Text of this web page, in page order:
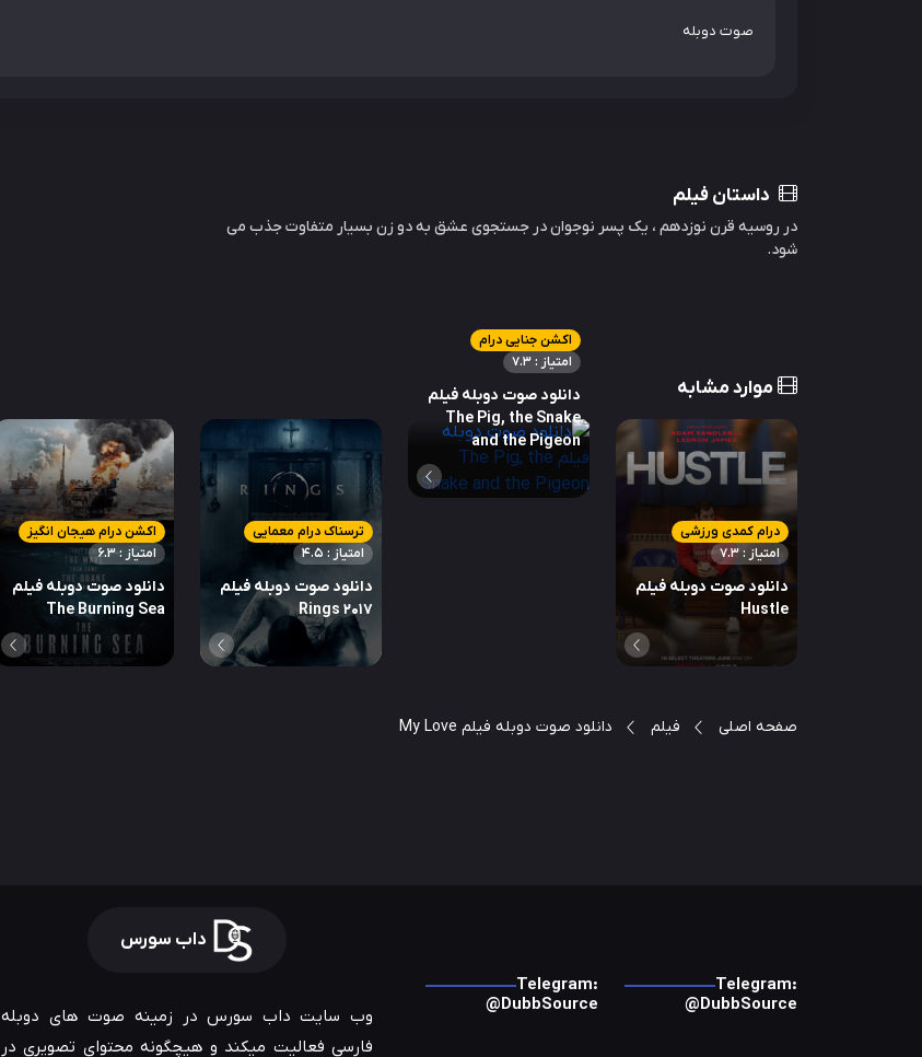
صوت دوبله
داستان فیلم
در روسیه قرن نوزدهم ، یک پسر نوجوان در جستجوی عشق به دو زن بسیار متفاوت جذب می
شود.
موارد مشابه
درام کمدی ورزشی
امتیاز : 7.3
دانلود صوت دوبله فیلم
Hustle
اکشن جنایی درام
امتیاز : 7.3
دانلود صوت دوبله فیلم
The Pig, the Snake
and the Pigeon
ترسناک درام معمایی
امتیاز : 4.5
دانلود صوت دوبله فیلم
Rings 2017
اکشن درام هیجان انگیز
امتیاز : 6.3
دانلود صوت دوبله فیلم
The Burning Sea
صفحه اصلی فیلم دانلود صوت دوبله فیلم My Love
داب سورس
Telegram:
@DubbSource
Telegram:
@DubbSource
وب سایت داب سورس در زمینه صوت های دوبله
فارسی فعالیت میکند و هیچگونه محتوای تصویری در